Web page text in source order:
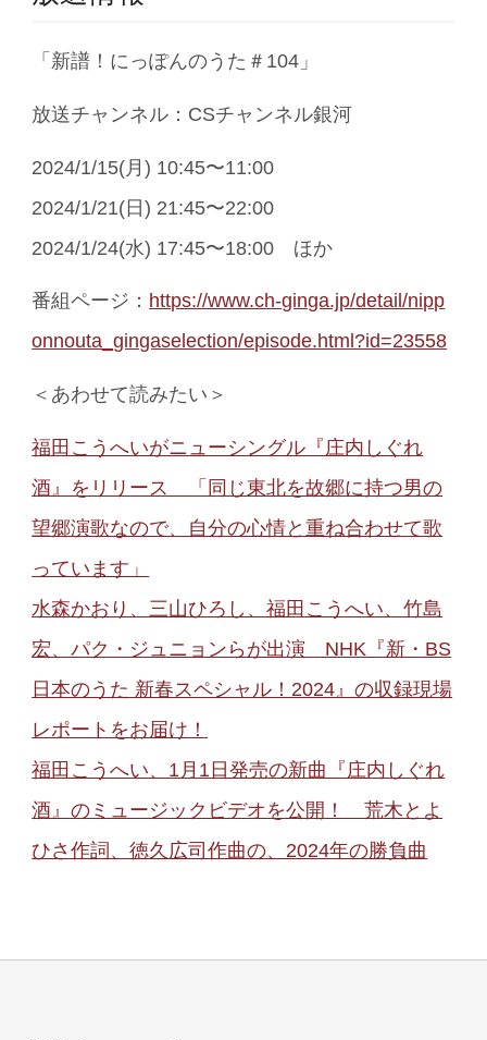
「新譜！にっぽんのうた＃104」
放送チャンネル：CSチャンネル銀河
2024/1/15(月) 10:45〜11:00
2024/1/21(日) 21:45〜22:00
2024/1/24(水) 17:45〜18:00
ほか
番組ページ： https://www.ch-ginga.jp/detail/nipp
onnouta_gingaselection/episode.html?id=23558
＜あわせて読みたい＞
福田こうへいがニューシングル『庄内しぐれ
酒』をリリース 「同じ東北を故郷に持つ男の
望郷演歌なので、自分の心情と重ね合わせて歌
っています」
水森かおり、三山ひろし、福田こうへい、竹島
宏、パク・ジュニョンらが出演 NHK『新・BS
日本のうた 新春スペシャル！2024』の収録現場
レポートをお届け！
福田こうへい、1月1日発売の新曲『庄内しぐれ
酒』のミュージックビデオを公開！ 荒木とよ
ひさ作詞、徳久広司作曲の、2024年の勝負曲